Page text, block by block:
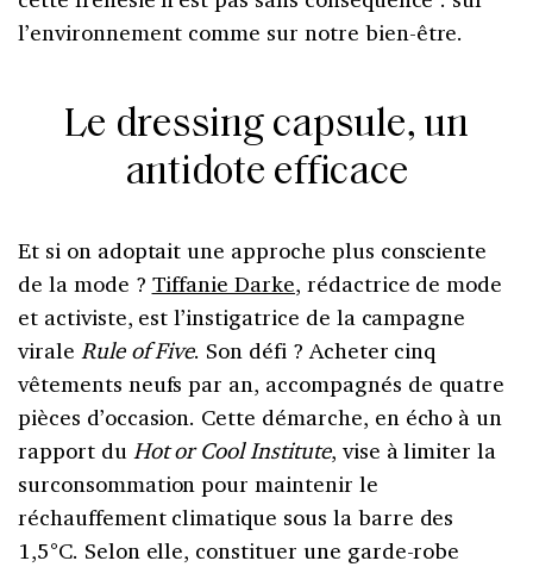
l’environnement comme sur notre bien-être.
Le dressing capsule, un
antidote efficace
Et si on adoptait une approche plus consciente
de la mode ? Tiffanie Darke, rédactrice de mode
et activiste, est l’instigatrice de la campagne
virale Rule of Five. Son défi ? Acheter cinq
vêtements neufs par an, accompagnés de quatre
pièces d’occasion. Cette démarche, en écho à un
rapport du Hot or Cool Institute, vise à limiter la
surconsommation pour maintenir le
réchauffement climatique sous la barre des
1,5°C. Selon elle, constituer une garde-robe